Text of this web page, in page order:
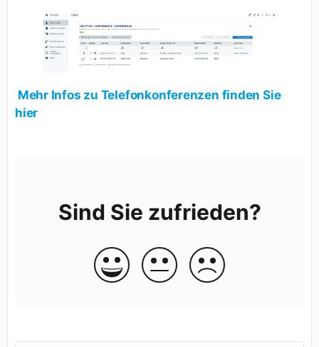
Mehr Infos zu Telefonkonferenzen finden Sie
hier
Sind Sie zufrieden?